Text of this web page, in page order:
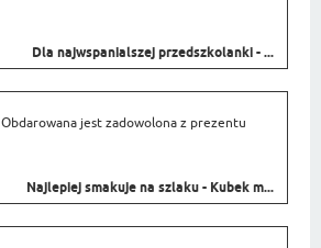
Dla najwspanialszej przedszkolanki - ...
Obdarowana jest zadowolona z prezentu
Najlepiej smakuje na szlaku - Kubek m...